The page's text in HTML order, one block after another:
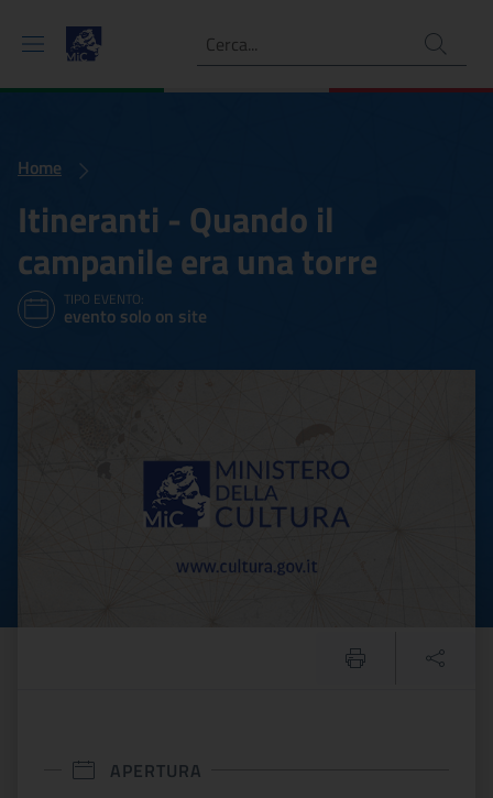
Ricerca
Home
Itineranti - Quando il
campanile era una torre
TIPO EVENTO:
evento solo on site
APERTURA